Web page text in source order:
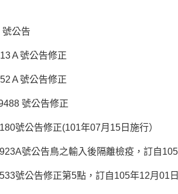
公告
Ａ號公告修正
Ａ號公告修正
號公告修正
號公告修正(101年07月15日施行）
號公告鳥之輸入後隔離檢疫，訂自
號公告修正第5點，訂自105年12月01